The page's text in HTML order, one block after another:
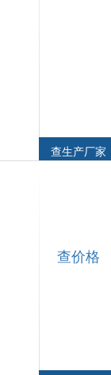
查生产厂家
查价格